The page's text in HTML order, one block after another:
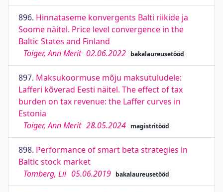
896. Hinnataseme konvergents Balti riikide ja
Soome näitel. Price level convergence in the
Baltic States and Finland
Toiger, Ann Merit 02.06.2022 bakalaureusetööd
897. Maksukoormuse mõju maksutuludele:
Lafferi kõverad Eesti näitel. The effect of tax
burden on tax revenue: the Laffer curves in
Estonia
Toiger, Ann Merit 28.05.2024 magistritööd
898. Performance of smart beta strategies in
Baltic stock market
Tomberg, Lii 05.06.2019 bakalaureusetööd